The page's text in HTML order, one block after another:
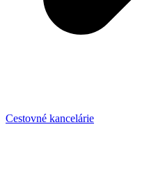
Cestovné kancelárie